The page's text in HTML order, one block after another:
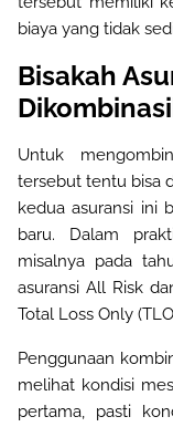
biaya yang tidak
Bisakah
Untuk
tersebut tentu bisa
kedua asuransi ini
baru. Dalam
misalnya pada
asuransi All Risk
Total Loss Only (TLO
Penggunaan
melihat kondisi
pertama, pasti